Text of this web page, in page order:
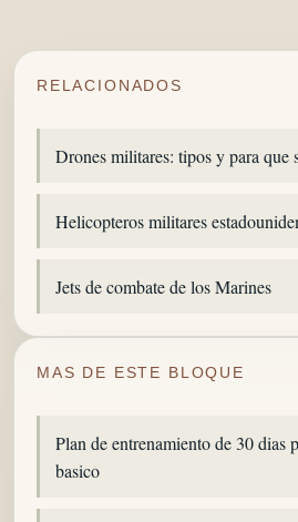
RELACIONADOS
Drones militares: tipos y para que
Helicopteros militares
Jets de combate de los Marines
MAS DE ESTE BLOQUE
Plan de entrenamiento de 30 dias
basico